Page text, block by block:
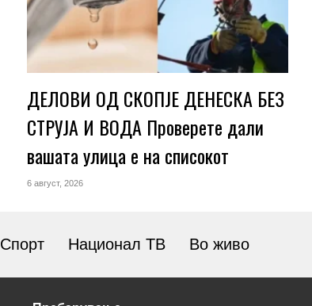
ДЕЛОВИ ОД СКОПЈЕ ДЕНЕСКА БЕЗ
СТРУЈА И ВОДА Проверете дали
вашата улица е на списокот
6 август, 2026
Спорт Национал ТВ Во живо